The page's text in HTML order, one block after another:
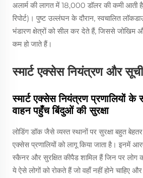
अलार्म की लागत में 18,000 डॉलर की कमी आती
रिपोर्ट)। पुष्ट उल्लंघन के दौरान, स्वचालित
भंडारण क्षेत्रों को सील कर देते हैं, जिससे जोखिम
कम हो जाते हैं।
स्मार्ट एक्सेस नियंत्रण और सूची
स्मार्ट एक्सेस नियंत्रण प्रणालियों
वाहन पहुँच बिंदुओं की सुरक्षा
लोडिंग डॉक जैसे व्यस्त स्थानों पर सुरक्षा बहुत बेहतर
एक्सेस प्रणालियों को लागू किया जाता है। इनमें
स्कैनर और सुरक्षित कीपैड शामिल हैं जिन पर
ये ऐसे लोगों को रोकते हैं जो वहाँ नहीं होने चाहिए